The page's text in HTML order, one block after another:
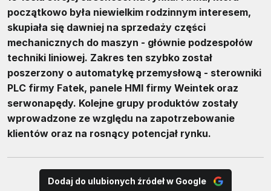
początkowo była niewielkim rodzinnym interesem,
skupiała się dawniej na sprzedaży części
mechanicznych do maszyn - głównie podzespołów
techniki liniowej. Zakres ten szybko został
poszerzony o automatykę przemysłową - sterowniki
PLC firmy Fatek, panele HMI firmy Weintek oraz
serwonapędy. Kolejne grupy produktów zostały
wprowadzone ze względu na zapotrzebowanie
klientów oraz na rosnący potencjał rynku.
Dodaj do ulubionych źródeł w Google